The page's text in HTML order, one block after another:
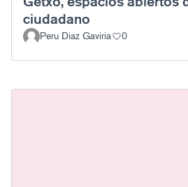
ciudadano
Peru Diaz Gaviria 0